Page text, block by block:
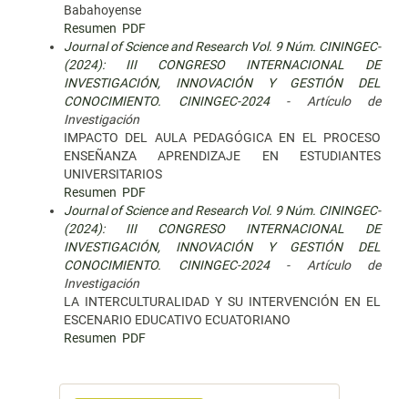
Babahoyense
Resumen PDF
Journal of Science and Research Vol. 9 Núm. CININGEC-
(2024): III CONGRESO INTERNACIONAL DE
INVESTIGACIÓN, INNOVACIÓN Y GESTIÓN DEL
CONOCIMIENTO. CININGEC-2024- Artículo de
Investigación
IMPACTO DEL AULA PEDAGÓGICA EN EL PROCESO
ENSEÑANZA APRENDIZAJE EN ESTUDIANTES
UNIVERSITARIOS
Resumen PDF
Journal of Science and Research Vol. 9 Núm. CININGEC-
(2024): III CONGRESO INTERNACIONAL DE
INVESTIGACIÓN, INNOVACIÓN Y GESTIÓN DEL
CONOCIMIENTO. CININGEC-2024- Artículo de
Investigación
LA INTERCULTURALIDAD Y SU INTERVENCIÓN EN EL
ESCENARIO EDUCATIVO ECUATORIANO
Resumen PDF